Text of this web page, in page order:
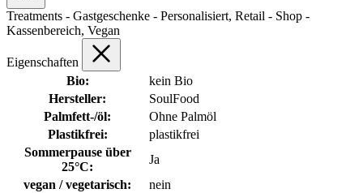
Treatments - Gastgeschenke - Personalisiert, Retail - Shop -
Kassenbereich, Vegan
Eigenschaften
Bio:
kein Bio
Hersteller:
SoulFood
Palmfett-/öl:
Ohne Palmöl
Plastikfrei:
plastikfrei
Sommerpause über
25°C:
Ja
vegan / vegetarisch:
nein